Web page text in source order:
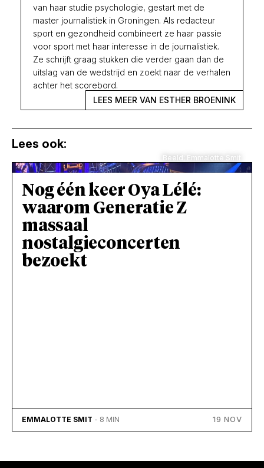
van haar studie psychologie, gestart met de
master journalistiek in Groningen. Als redacteur
sport en gezondheid combineert ze haar passie
voor sport met haar interesse in de journalistiek.
Ze schrijft graag stukken die verder gaan dan de
uitslag van de wedstrijd en zoekt naar de verhalen
achter het scorebord.
LEES MEER VAN ESTHER BROENINK
Lees ook:
Beeld: Emmalotte Smit
Nog één keer Oya Lélé:
waarom Generatie Z
massaal
nostalgieconcerten
bezoekt
EMMALOTTE SMIT - 8 MIN 19 NOV